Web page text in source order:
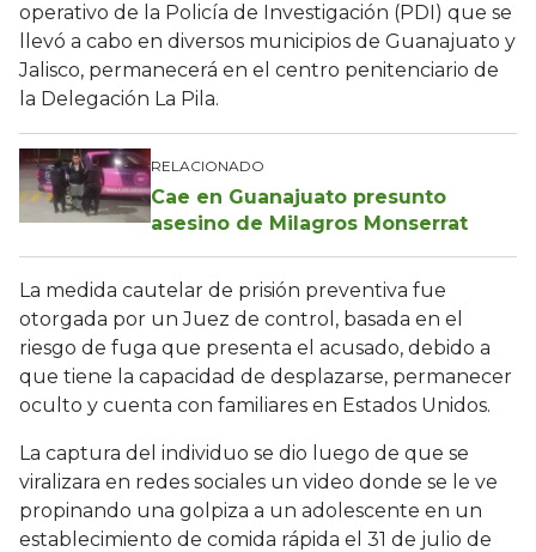
operativo de la Policía de Investigación (PDI) que se
llevó a cabo en diversos municipios de Guanajuato y
Jalisco, permanecerá en el centro penitenciario de
la Delegación La Pila.
RELACIONADO
Cae en Guanajuato presunto
asesino de Milagros Monserrat
La medida cautelar de prisión preventiva fue
otorgada por un Juez de control, basada en el
riesgo de fuga que presenta el acusado, debido a
que tiene la capacidad de desplazarse, permanecer
oculto y cuenta con familiares en Estados Unidos.
La captura del individuo se dio luego de que se
viralizara en redes sociales un video donde se le ve
propinando una golpiza a un adolescente en un
establecimiento de comida rápida el 31 de julio de